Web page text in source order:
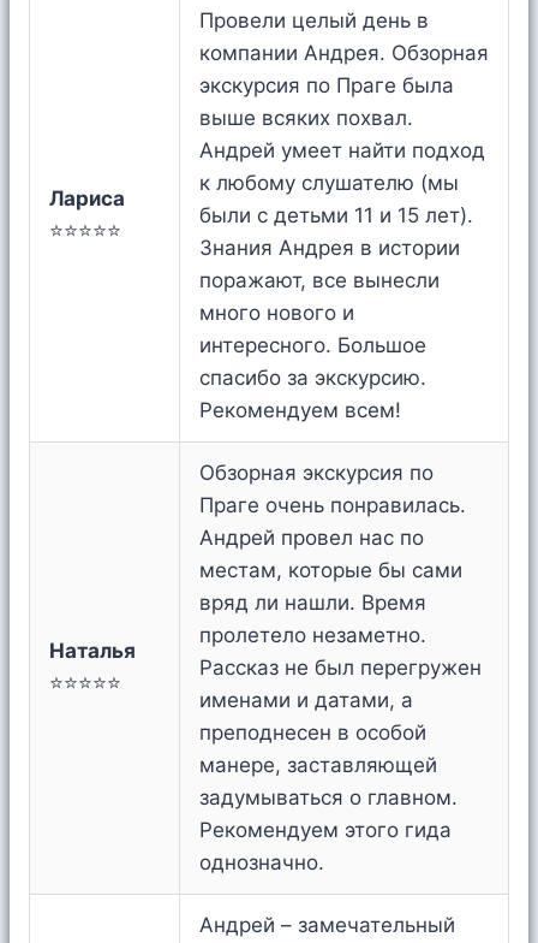
Лариса
⭐⭐⭐⭐⭐
Провели целый день в
компании Андрея. Обзорная
экскурсия по Праге была
выше всяких похвал.
Андрей умеет найти подход
к любому слушателю (мы
были с детьми 11 и 15 лет).
Знания Андрея в истории
поражают, все вынесли
много нового и
интересного. Большое
спасибо за экскурсию.
Рекомендуем всем!
Наталья
⭐⭐⭐⭐⭐
Обзорная экскурсия по
Праге очень понравилась.
Андрей провел нас по
местам, которые бы сами
вряд ли нашли. Время
пролетело незаметно.
Рассказ не был перегружен
именами и датами, а
преподнесен в особой
манере, заставляющей
задумываться о главном.
Рекомендуем этого гида
однозначно.
Андрей – замечательный